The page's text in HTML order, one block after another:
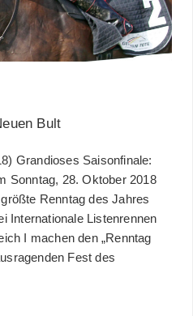
Bult
Grandioses Saisonfinale:
Sonntag, 28. Oktober 2018
Renntag des Jahres
Internationale Listenrennen
I machen den „Renntag
Fest des